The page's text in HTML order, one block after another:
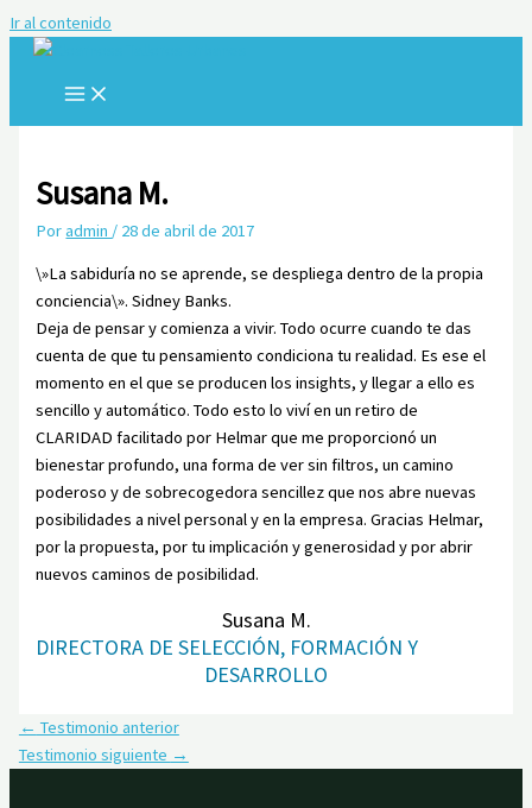
Ir al contenido
Susana M.
Poradmin / 28 de abril de 2017
\»La sabiduría no se aprende, se despliega dentro de la propia
conciencia\». Sidney Banks.
Deja de pensar y comienza a vivir. Todo ocurre cuando te das
cuenta de que tu pensamiento condiciona tu realidad. Es ese el
momento en el que se producen los insights, y llegar a ello es
sencillo y automático. Todo esto lo viví en un retiro de
CLARIDAD facilitado por Helmar que me proporcionó un
bienestar profundo, una forma de ver sin filtros, un camino
poderoso y de sobrecogedora sencillez que nos abre nuevas
posibilidades a nivel personal y en la empresa. Gracias Helmar,
por la propuesta, por tu implicación y generosidad y por abrir
nuevos caminos de posibilidad.
Susana M.
DIRECTORA DE SELECCIÓN, FORMACIÓN Y
DESARROLLO
← Testimonio anterior
Testimonio siguiente →